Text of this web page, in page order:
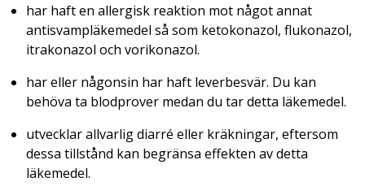
har haft en allergisk reaktion mot något annat
antisvampläkemedel så som ketokonazol, flukonazol,
itrakonazol och vorikonazol.
har eller någonsin har haft leverbesvär. Du kan
behöva ta blodprover medan du tar detta läkemedel.
utvecklar allvarlig diarré eller kräkningar, eftersom
dessa tillstånd kan begränsa effekten av detta
läkemedel.